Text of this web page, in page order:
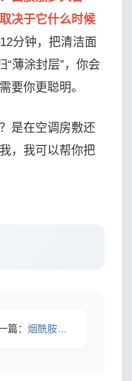
决于它什么时候
分钟，把清洁面
“薄涂封层”，你会
要你更聪明。
是在空调房敷还
，我可以帮你把
篇： 烟酰胺和酸能一起用吗？2026年把“翻车”变成“发光”的实操